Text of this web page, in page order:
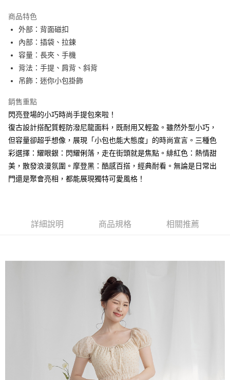
Apple Pay
街口支付
悠遊付
AFTEE先享後付
相關說明
AFTEE先享後付是「在收到商品之後才付款」的支付方式。 讓您購物簡單
便利好安心！
１．簡單：不需註冊會員、不需綁卡、不需儲值。
２．便利：只要手機號碼，簡訊認證，即可結帳。
３．安心：先確認商品／服務後，再付款。
１．於結帳方式選擇「AFTEE先享後付」後，將跳轉至「AFTEE先享後付」
ATM／網路銀行／等多元方式進行付款，方視為交易完成。
※ 請注意：結帳手續完成當下不需立刻繳費，但若您需要取消訂單，請聯絡
https://netprotections.freshdesk.com/support/home
１．透過由恩沛科技股份有限公司提供之「AFTEE先享後付」服務完成之交
易，需依本服務之必要範圍內提供個人資料，並將交易相關給付款項請求債
權轉讓予恩沛科技股份有限公司。
２．關於個人資料處理事宜，請瀏覽以下網址：
https://aftee.tw/terms/#terms3
３．未成年的使用者請事先徵得法定代理人或監護人之同意方可使用
「AFTEE先享後付」，若未經同意申辦者引起之損失，本公司不負相關責
４．使用「AFTEE先享後付」時，將依據個別帳號之用戶狀況，依本公司即
ATM付款
運送方式
全家取貨付款
每筆NT$60，滿NT$1,500(含以上)免運費
商品特色
外部：背面磁扣
內部：插袋、拉鍊
容量：長夾、手機
背法：手提、肩背、斜背
吊飾：迷你小包掛飾
銷售重點
閃亮登場的小巧時尚手提包來啦！
復古設計搭配質輕防潑尼龍面料，既耐用又輕盈。雖然外型小巧，
但容量卻超乎想像，展現「小包也能大態度」的時尚宣言。三種色
彩選擇：耀眼銀：閃耀俐落，走在街頭就是焦點。緋紅色：熱情甜
美，散發浪漫氛圍。摩登黑：酷感百搭，經典耐看。無論是日常出
門還是聚會亮相，都能展現獨特可愛風格！
詳細說明 商品規格 相關推薦